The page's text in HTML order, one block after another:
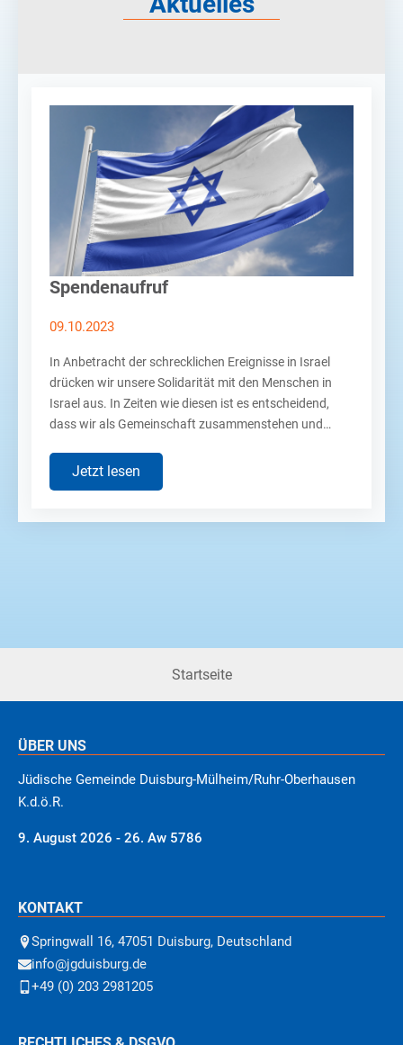
Spendenaufruf
09.10.2023
In Anbetracht der schrecklichen Ereignisse in Israel
drücken wir unsere Solidarität mit den Menschen in
Israel aus. In Zeiten wie diesen ist es entscheidend,
dass wir als Gemeinschaft zusammenstehen und…
Jetzt lesen
Startseite
ÜBER UNS
Jüdische Gemeinde Duisburg-Mülheim/Ruhr-Oberhausen
K.d.ö.R.
9. August 2026 - 26. Aw 5786
KONTAKT
Springwall 16, 47051 Duisburg, Deutschland
info@jgduisburg.de
+49 (0) 203 2981205